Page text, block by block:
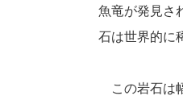
魚竜が発見さ
石は世界的に
この岩石は